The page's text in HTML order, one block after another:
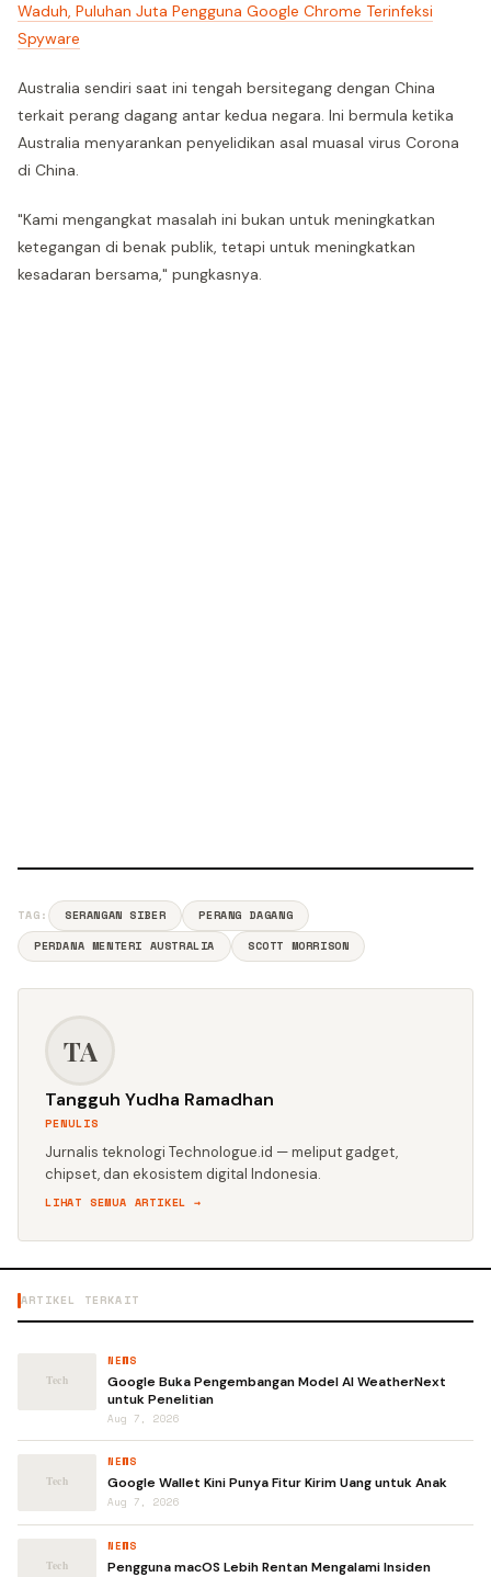
Waduh, Puluhan Juta Pengguna Google Chrome Terinfeksi
Spyware
Australia sendiri saat ini tengah bersitegang dengan China
terkait perang dagang antar kedua negara. Ini bermula ketika
Australia menyarankan penyelidikan asal muasal virus Corona
di China.
"Kami mengangkat masalah ini bukan untuk meningkatkan
ketegangan di benak publik, tetapi untuk meningkatkan
kesadaran bersama," pungkasnya.
TAG: SERANGAN SIBER
PERANG DAGANG
PERDANA MENTERI AUSTRALIA
SCOTT MORRISON
TA
Tangguh Yudha Ramadhan
PENULIS
Jurnalis teknologi Technologue.id — meliput gadget,
chipset, dan ekosistem digital Indonesia.
LIHAT SEMUA ARTIKEL →
ARTIKEL TERKAIT
NEWS
Google Buka Pengembangan Model AI WeatherNext
untuk Penelitian
Aug 7, 2026
NEWS
Google Wallet Kini Punya Fitur Kirim Uang untuk Anak
Aug 7, 2026
NEWS
Pengguna macOS Lebih Rentan Mengalami Insiden